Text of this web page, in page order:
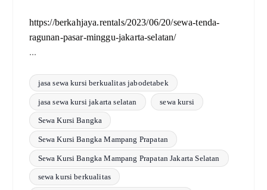
https://berkahjaya.rentals/2023/06/20/sewa-tenda-
ragunan-pasar-minggu-jakarta-selatan/
...
jasa sewa kursi berkualitas jabodetabek
jasa sewa kursi jakarta selatan sewa kursi
Sewa Kursi Bangka
Sewa Kursi Bangka Mampang Prapatan
Sewa Kursi Bangka Mampang Prapatan Jakarta Selatan
sewa kursi berkualitas